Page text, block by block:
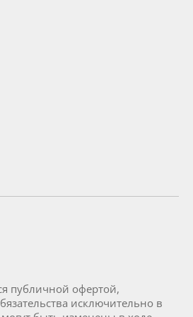
публичной офертой,
исключительно в